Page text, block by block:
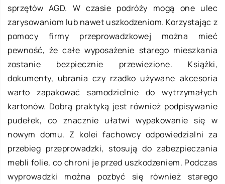
sprzętów AGD. W czasie podróży mogą one ulec
zarysowaniom lub nawet uszkodzeniom. Korzystając z
pomocy firmy przeprowadzkowej można mieć
pewność, że całe wyposażenie starego mieszkania
zostanie bezpiecznie przewiezione. Książki,
dokumenty, ubrania czy rzadko używane akcesoria
warto zapakować samodzielnie do wytrzymałych
kartonów. Dobrą praktyką jest również podpisywanie
pudełek, co znacznie ułatwi wypakowanie się w
nowym domu. Z kolei fachowcy odpowiedzialni za
przebieg przeprowadzki, stosują do zabezpieczania
mebli folie, co chroni je przed uszkodzeniem. Podczas
wyprowadzki można pozbyć się również starego